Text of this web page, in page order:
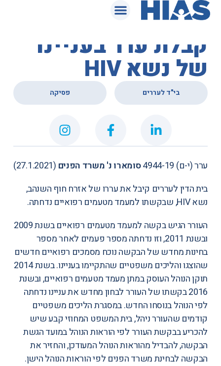
המאגר המשפטי
בית הדין לעררים –
קבלת ערר בעניינו
של נשא HIV
בי"ד לעררים פסיקה
ערר (י-ם) 4944-19 סומארו נ' משרד הפנים (27.1.2021)
בית הדין לעררים קיבל את עררו של אזרח חוף השנהב,
נשא HIV, שבקשתו למעמד מטעמים רפואיים נדחתה.
העורר הגיש בקשה למעמד מטעמים רפואיים בשנת 2009
ובשנת 2011, וזו נדחתה מספר פעמים לאחר מספר
בחינות מחדש של הבקשה נוכח מסמכים רפואיים חדשים
שהוצגו והליכים משפטיים שהתקיימו בעניינו. בשנת 2014
תוקן הנוהל העוסק במתן מעמד מטעמים רפואיים, ובשנת
2016 בקשתו של העורר לבחון מחדש את עניינו נדחתה
לפי הנוהל בנוסחו החדש. במסגרת הליכים משפטיים
קודמים שהעורר ניהל,בית המשפט המחוזי קבעשיש
להכריע בבקשת העורר לפי הוראות הנוהל במועד הגשת
הבקשה, להבדיל מהוראות הנוהל המעודכן, והחזיר את
הבקשה לבחינת משרד הפנים לפי הוראות הנוהל הישן.